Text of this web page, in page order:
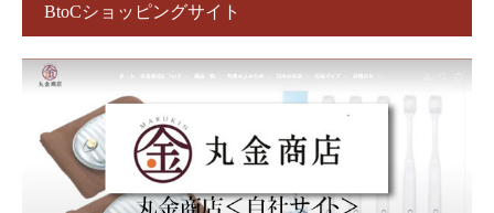
BtoCショッピングサイト